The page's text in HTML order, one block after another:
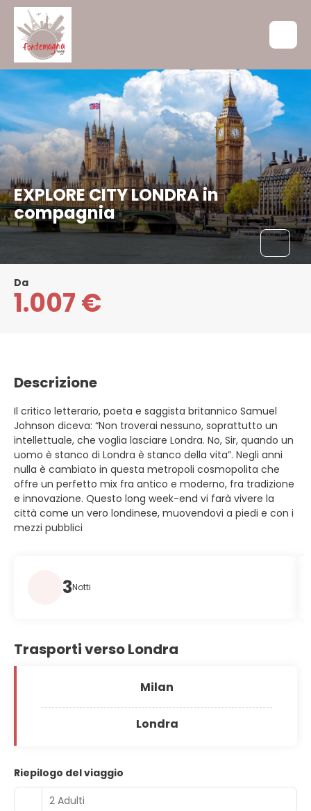
EXPLORE CITY LONDRA in
compagnia
Da
1.007 €
Descrizione
Il critico letterario, poeta e saggista britannico Samuel
Johnson diceva: “Non troverai nessuno, soprattutto un
intellettuale, che voglia lasciare Londra. No, Sir, quando un
uomo è stanco di Londra è stanco della vita”. Negli anni
nulla è cambiato in questa metropoli cosmopolita che
offre un perfetto mix fra antico e moderno, fra tradizione
e innovazione. Questo long week-end vi farà vivere la
città come un vero londinese, muovendovi a piedi e con i
mezzi pubblici
3Notti
Trasporti verso Londra
Milan
Londra
Riepilogo del viaggio
2 Adulti